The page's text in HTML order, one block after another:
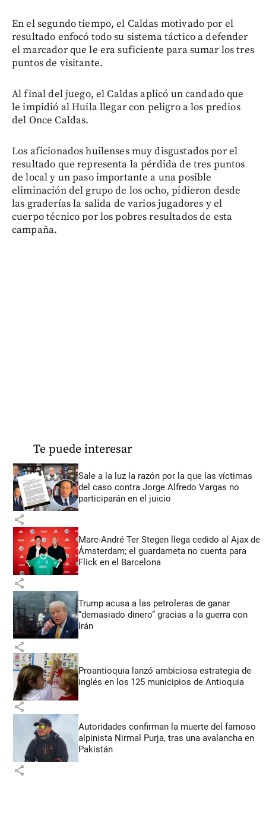
En el segundo tiempo, el Caldas motivado por el
resultado enfocó todo su sistema táctico a defender
el marcador que le era suficiente para sumar los tres
puntos de visitante.
Al final del juego, el Caldas aplicó un candado que
le impidió al Huila llegar con peligro a los predios
del Once Caldas.
Los aficionados huilenses muy disgustados por el
resultado que representa la pérdida de tres puntos
de local y un paso importante a una posible
eliminación del grupo de los ocho, pidieron desde
las graderías la salida de varios jugadores y el
cuerpo técnico por los pobres resultados de esta
campaña.
Te puede interesar
Sale a la luz la razón por la que las víctimas
del caso contra Jorge Alfredo Vargas no
participarán en el juicio
share
Marc-André Ter Stegen llega cedido al Ajax de
Ámsterdam; el guardameta no cuenta para
Flick en el Barcelona
share
Trump acusa a las petroleras de ganar
“demasiado dinero” gracias a la guerra con
Irán
share
Proantioquia lanzó ambiciosa estrategia de
inglés en los 125 municipios de Antioquia
share
Autoridades confirman la muerte del famoso
alpinista Nirmal Purja, tras una avalancha en
Pakistán
share